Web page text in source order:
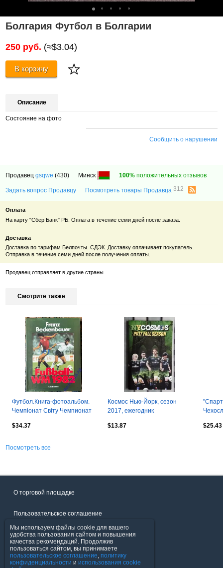
Болгария Футбол в Болгарии
250 руб. (≈$3.04)
В корзину
Описание
Состояние на фото
Сообщить о нарушении
Продавецgsqwe (430) Минск 100% положительных отзывов
Задать вопрос Продавцу Посмотреть товары Продавца312
Оплата
На карту "Сбер Банк" РБ. Оплата в течение семи дней после заказа.
Доставка
Доставка по тарифам Белпочты. СДЭК. Доставку оплачивает покупатель.
Отправка в течение семи дней после получения оплаты.
Продавец отправляет в другие страны
Смотрите также
Футбол.Книга-фотоальбом.
Чемпіонат Світу Чемпионат
$34.37
Космос Нью-Йорк, сезон
2017, ежегодник
$13.87 $25.43
Посмотреть все
О торговой площадке
Пользовательское соглашение
Политика конфиденциальности
Продавцы
Мы используем файлы cookie для вашего
удобства пользования сайтом и повышения
качества рекомендаций. Продолжив
пользоваться сайтом, вы принимаете
пользовательское соглашение, политику
конфиденциальности и использования cookie